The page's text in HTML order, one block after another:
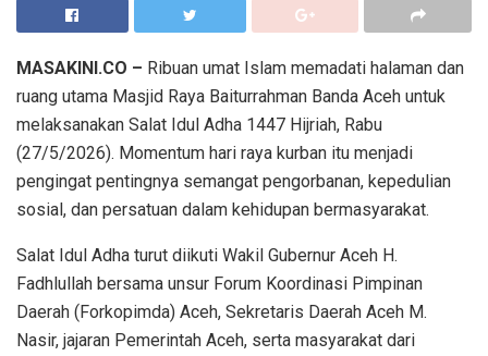
MASAKINI.CO – Ribuan umat Islam memadati halaman dan
ruang utama Masjid Raya Baiturrahman Banda Aceh untuk
melaksanakan Salat Idul Adha 1447 Hijriah, Rabu
(27/5/2026). Momentum hari raya kurban itu menjadi
pengingat pentingnya semangat pengorbanan, kepedulian
sosial, dan persatuan dalam kehidupan bermasyarakat.
Salat Idul Adha turut diikuti Wakil Gubernur Aceh H.
Fadhlullah bersama unsur Forum Koordinasi Pimpinan
Daerah (Forkopimda) Aceh, Sekretaris Daerah Aceh M.
Nasir, jajaran Pemerintah Aceh, serta masyarakat dari